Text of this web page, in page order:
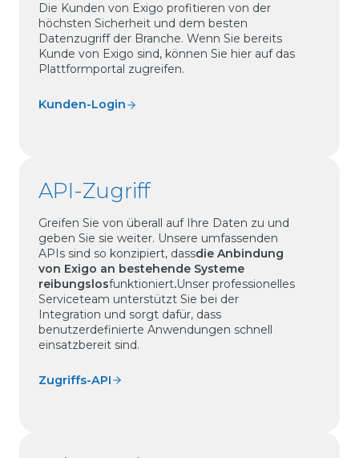
Die Kunden von Exigo profitieren von der
höchsten Sicherheit und dem besten
Datenzugriff der Branche. Wenn Sie bereits
Kunde von Exigo sind, können Sie hier auf das
Plattformportal zugreifen.
Kunden-Login
API-Zugriff
Greifen Sie von überall auf Ihre Daten zu und
geben Sie sie weiter. Unsere umfassenden
APIs sind so konzipiert, dassdie Anbindung
von Exigo an bestehende Systeme
reibungslosfunktioniert.Unser professionelles
Serviceteam unterstützt Sie bei der
Integration und sorgt dafür, dass
benutzerdefinierte Anwendungen schnell
einsatzbereit sind.
Zugriffs-API